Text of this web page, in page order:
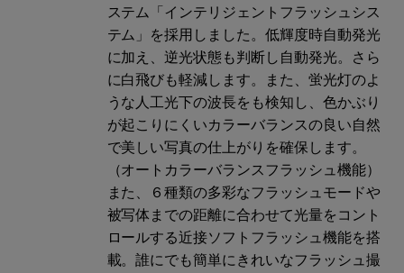
ステム「インテリジェントフラッシュシス
テム」を採用しました。低輝度時自動発光
に加え、逆光状態も判断し自動発光。さら
に白飛びも軽減します。また、蛍光灯のよ
うな人工光下の波長をも検知し、色かぶり
が起こりにくいカラーバランスの良い自然
で美しい写真の仕上がりを確保します。
（オートカラーバランスフラッシュ機能）
また、６種類の多彩なフラッシュモードや
被写体までの距離に合わせて光量をコント
ロールする近接ソフトフラッシュ機能を搭
載。誰にでも簡単にきれいなフラッシュ撮